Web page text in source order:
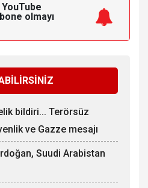
olmayı
bildiri... Terörsüz
ve Gazze mesajı
Suudi Arabistan